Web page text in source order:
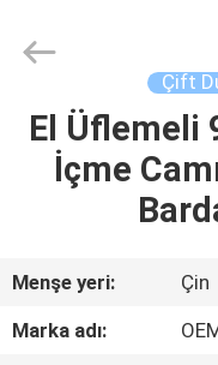
EV
VİDEOLAR
PRODUCTS
Reserved.
Çift
El Üflemeli
İçme
Menşe yeri:
Çin
Marka adı: